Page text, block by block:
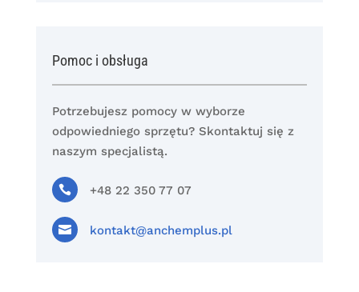
Pomoc i obsługa
Potrzebujesz pomocy w wyborze
odpowiedniego sprzętu? Skontaktuj się z
naszym specjalistą.
 +48 22 350 77 07
 kontakt@anchemplus.pl